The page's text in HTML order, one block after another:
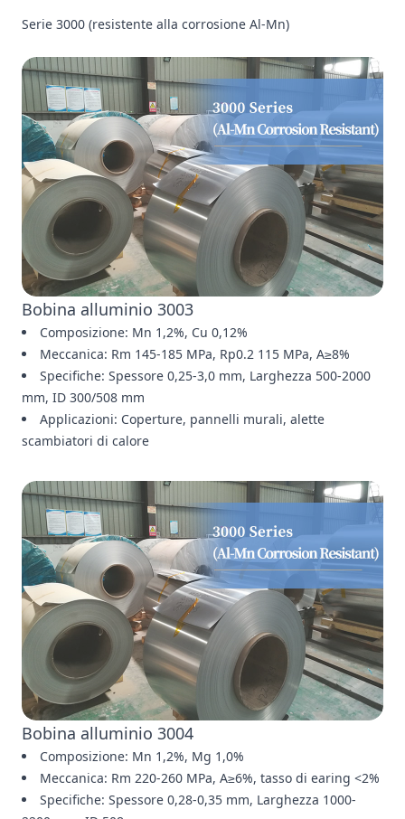
Serie 3000 (resistente alla corrosione Al-Mn)
Bobina alluminio 3003
Composizione: Mn 1,2%, Cu 0,12%
Meccanica: Rm 145-185 MPa, Rp0.2 115 MPa, A≥8%
Specifiche: Spessore 0,25-3,0 mm, Larghezza 500-2000
mm, ID 300/508 mm
Applicazioni: Coperture, pannelli murali, alette
scambiatori di calore
Bobina alluminio 3004
Composizione: Mn 1,2%, Mg 1,0%
Meccanica: Rm 220-260 MPa, A≥6%, tasso di earing <2%
Specifiche: Spessore 0,28-0,35 mm, Larghezza 1000-